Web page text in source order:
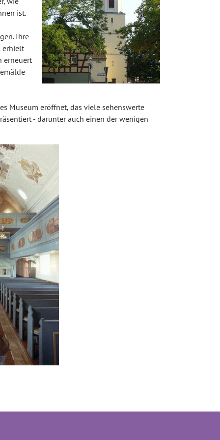
ist.
Ihre
erhielt
erneuert
Museum eröffnet, das viele sehenswerte
- darunter auch einen der wenigen